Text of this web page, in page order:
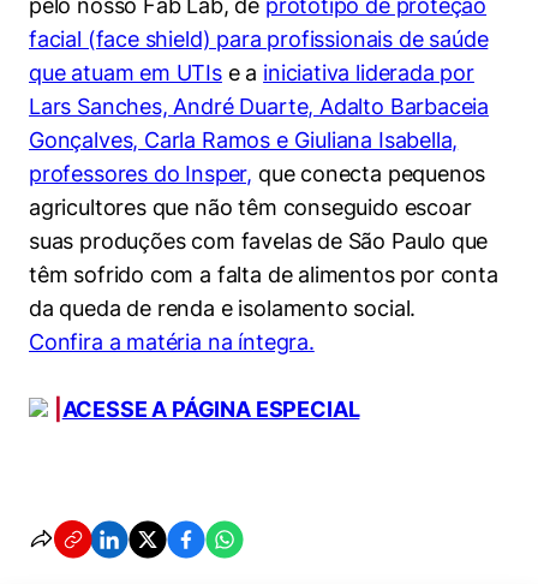
Sustentabilidade
Tecnologia e Dados
pelo nosso Fab Lab, de protótipo de proteção
facial (face shield) para profissionais de saúde
que atuam em UTIse a iniciativa liderada por
Lars Sanches, André Duarte, Adalto Barbaceia
Gonçalves, Carla Ramos e Giuliana Isabella,
professores do Insper, que conecta pequenos
agricultores que não têm conseguido escoar
suas produções com favelas de São Paulo que
têm sofrido com a falta de alimentos por conta
da queda de renda e isolamento social.
Confira a matéria na íntegra.
ACESSE A PÁGINA ESPECIAL
Cookies estritamente necessários